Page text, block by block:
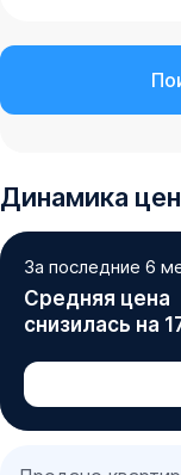
Динамика
За последние 6
Средняя цена
снизилась на